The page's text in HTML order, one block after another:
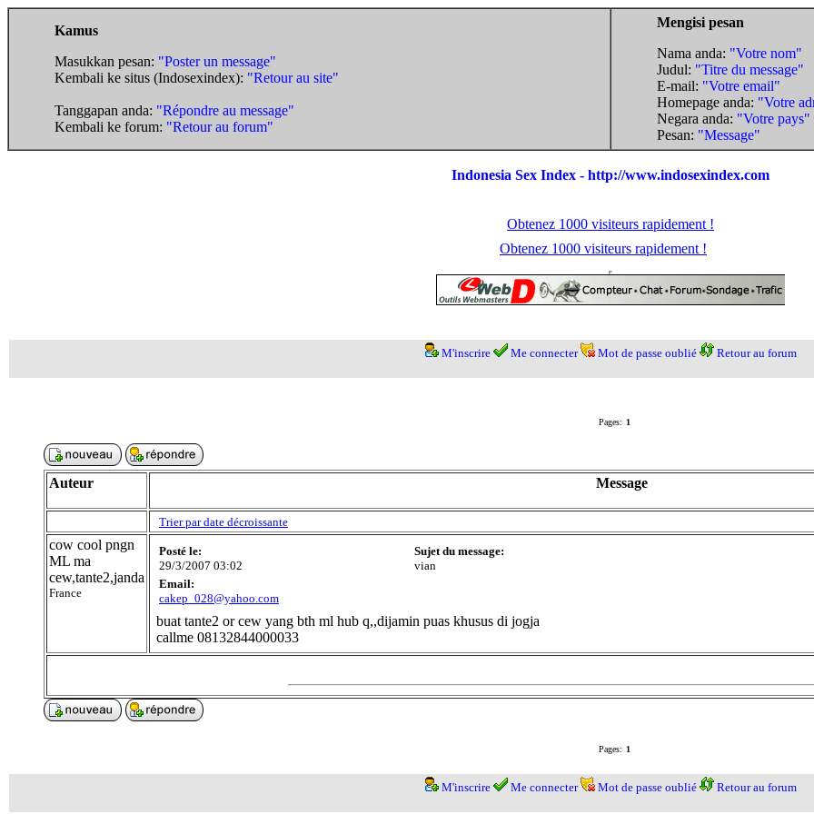
Kamus
Masukkan pesan: "Poster un message"
Kembali ke situs (Indosexindex): "Retour au site"
Tanggapan anda: "Répondre au message"
Kembali ke forum: "Retour au forum"
Mengisi pesan
Nama anda: "Votre nom"
Judul: "Titre du message"
E-mail: "Votre email"
Homepage anda: "Votre
Negara anda: "Votre pays"
Pesan: "Message"
Indonesia Sex Index - http://www.indosexindex.com
Obtenez 1000 visiteurs rapidement !
Obtenez 1000 visiteurs rapidement !
M'inscrire Me connecter Mot de passe oublié Retour au forum
Pages: 1
Auteur Message
Trier par date décroissante
cow cool pngn
ML ma
cew,tante2,janda
France
Posté le:
29/3/2007 03:02
Sujet du message:
vian
Email:
cakep_028@yahoo.com
buat tante2 or cew yang bth ml hub q,,dijamin puas khusus di jogja
callme 08132844000033
Pages: 1
M'inscrire Me connecter Mot de passe oublié Retour au forum